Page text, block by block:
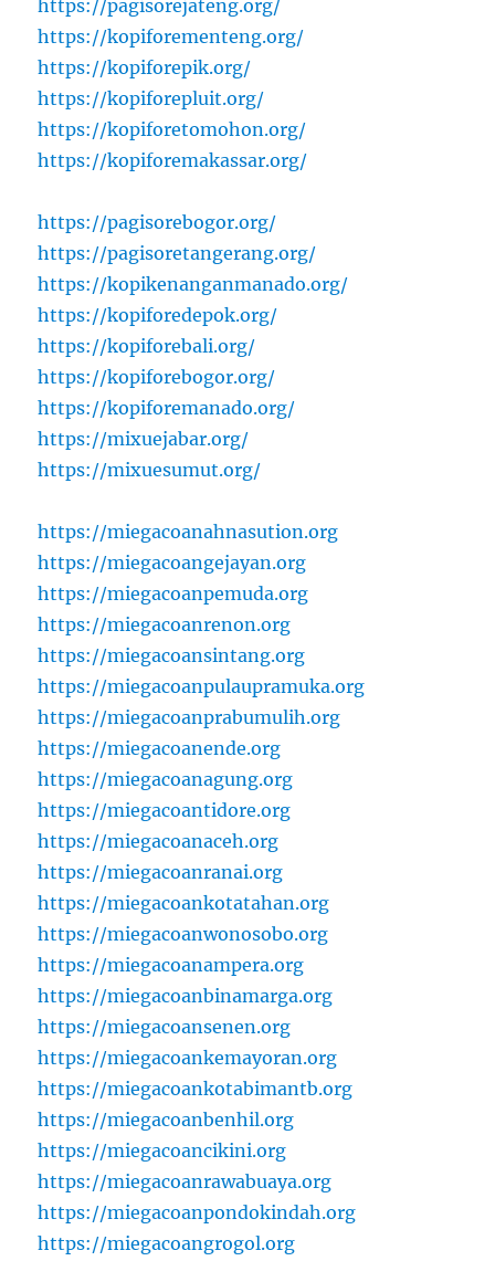
https://pagisorejateng.org/
https://kopiforementeng.org/
https://kopiforepik.org/
https://kopiforepluit.org/
https://kopiforetomohon.org/
https://kopiforemakassar.org/
https://pagisorebogor.org/
https://pagisoretangerang.org/
https://kopikenanganmanado.org/
https://kopiforedepok.org/
https://kopiforebali.org/
https://kopiforebogor.org/
https://kopiforemanado.org/
https://mixuejabar.org/
https://mixuesumut.org/
https://miegacoanahnasution.org
https://miegacoangejayan.org
https://miegacoanpemuda.org
https://miegacoanrenon.org
https://miegacoansintang.org
https://miegacoanpulaupramuka.org
https://miegacoanprabumulih.org
https://miegacoanende.org
https://miegacoanagung.org
https://miegacoantidore.org
https://miegacoanaceh.org
https://miegacoanranai.org
https://miegacoankotatahan.org
https://miegacoanwonosobo.org
https://miegacoanampera.org
https://miegacoanbinamarga.org
https://miegacoansenen.org
https://miegacoankemayoran.org
https://miegacoankotabimantb.org
https://miegacoanbenhil.org
https://miegacoancikini.org
https://miegacoanrawabuaya.org
https://miegacoanpondokindah.org
https://miegacoangrogol.org